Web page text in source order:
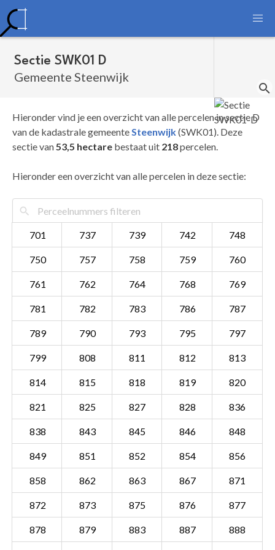
Sectie SWK01 D
Gemeente Steenwijk
Hieronder vind je een overzicht van alle percelen in sectie D
van de kadastrale gemeenteSteenwijk(SWK01). Deze
sectie van53,5 hectare bestaat uit 218percelen.
Hieronder een overzicht van alle percelen in deze sectie:
701 737 739 742 748
750 757 758 759 760
761 762 764 768 769
781 782 783 786 787
789 790 793 795 797
799 808 811 812 813
814 815 818 819 820
821 825 827 828 836
838 843 845 846 848
849 851 852 854 856
858 862 863 867 871
872 873 875 876 877
878 879 883 887 888
Sectie SWK01 D
Gemeente Steenwijk
Details